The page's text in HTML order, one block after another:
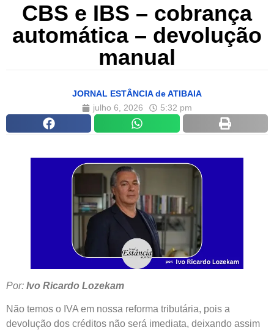
CBS e IBS – cobrança
automática – devolução
manual
JORNAL ESTÂNCIA de ATIBAIA
julho 6, 2026
5:32 pm
Por: Ivo Ricardo Lozekam
Não temos o IVA em nossa reforma tributária, pois a
devolução dos créditos não será imediata, deixando assim